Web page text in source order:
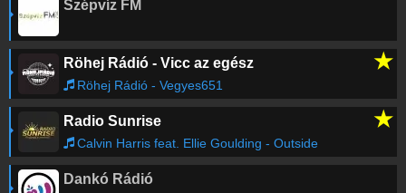
Szépvíz FM
Röhej Rádió - Vicc az egész ★
Röhej Rádió - Vegyes651
Radio Sunrise ★
Calvin Harris feat. Ellie Goulding - Outside
Dankó Rádió